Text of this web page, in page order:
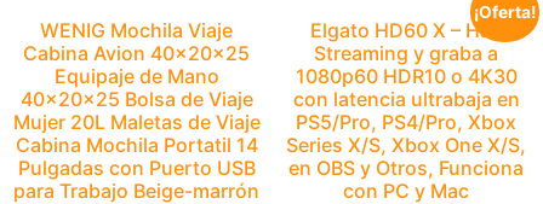
WENIG Mochila Viaje
Cabina Avion 40x20x25
Equipaje de Mano
40x20x25 Bolsa de Viaje
Mujer 20L Maletas de Viaje
Cabina Mochila Portatil 14
Pulgadas con Puerto USB
para Trabajo Beige-marrón
¡Oferta!
Elgato HD60 X – Haz
Streaming y graba a
1080p60 HDR10 o 4K30
con latencia ultrabaja en
PS5/Pro, PS4/Pro, Xbox
Series X/S, Xbox One X/S,
en OBS y Otros, Funciona
con PC y Mac